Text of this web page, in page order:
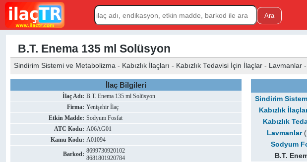
B.T. Enema 135 ml Solüsyon
Sindirim Sistemi ve Metabolizma - Kabızlık İlaçları - Kabızlık Tedavisi İçin İlaçlar - Lavmanlar
İlaç Bilgileri
İlaç Adı: B.T. Enema 135 ml Solüsyon
Firma: Yenişehir İlaç
Etkin Madde: Sodyum Fosfat
ATC Kodu: A06AG01
Kamu Kodu: A01094
Barkod: 8699730920102
8681801920784
Sindirim
Kabızlık
Kabızlık
Lavmanlar
Sodyum
B.T.